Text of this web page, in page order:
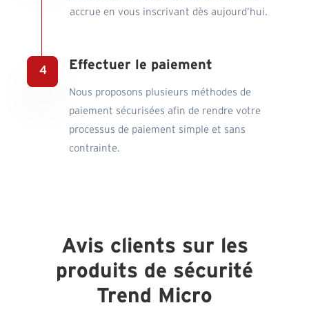
accrue en vous inscrivant dès aujourd’hui.
Effectuer le paiement
Nous proposons plusieurs méthodes de
paiement sécurisées afin de rendre votre
processus de paiement simple et sans
contrainte.
Avis clients sur les
produits de sécurité
Trend Micro